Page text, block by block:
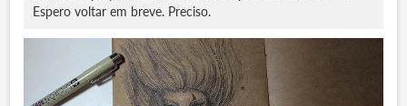
Espero voltar em breve. Preciso.